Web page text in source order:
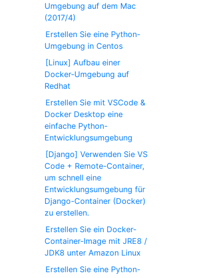
Umgebung auf dem Mac
(2017/4)
Erstellen Sie eine Python-
Umgebung in Centos
[Linux] Aufbau einer
Docker-Umgebung auf
Redhat
Erstellen Sie mit VSCode &
Docker Desktop eine
einfache Python-
Entwicklungsumgebung
[Django] Verwenden Sie VS
Code + Remote-Container,
um schnell eine
Entwicklungsumgebung für
Django-Container (Docker)
zu erstellen.
Erstellen Sie ein Docker-
Container-Image mit JRE8 /
JDK8 unter Amazon Linux
Erstellen Sie eine Python-